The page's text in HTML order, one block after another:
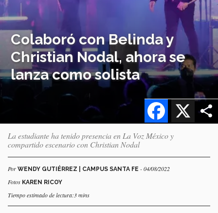
Colaboró con Belinda y
Christian Nodal, ahora se
lanza como solista
X
Facebook
La estudiante ha tenido presencia en La Voz México y
compartido escenario con Christian Nodal
Por WENDY GUTIÉRREZ | CAMPUS SANTA FE - 04/08/2022
Fotos KAREN RICOY
Tiempo estimado de lectura:3 mins